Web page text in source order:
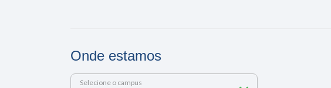
Onde estamos
Selecione o campus